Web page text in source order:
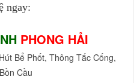
ngay:
PHONG HẢI
Bể Phốt, Thông Tắc Cống,
Cầu